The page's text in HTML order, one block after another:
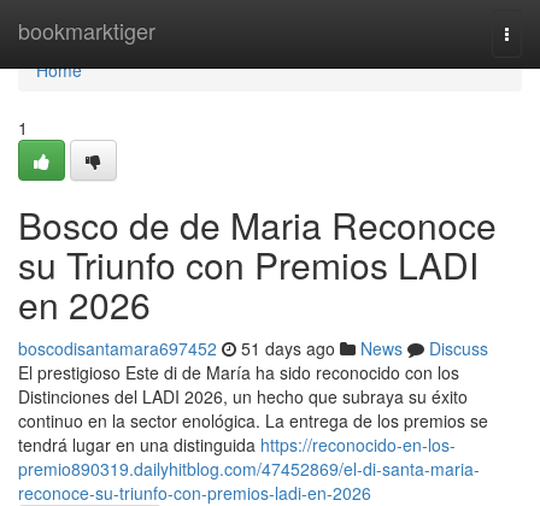
bookmarktiger
Home
Home
1
Bosco de de Maria Reconoce
su Triunfo con Premios LADI
en 2026
boscodisantamara697452 51 days ago News
Discuss
El prestigioso Este di de María ha sido reconocido con los
Distinciones del LADI 2026, un hecho que subraya su éxito
continuo en la sector enológica. La entrega de los premios se
tendrá lugar en una distinguida https://reconocido-en-los-
premio890319.dailyhitblog.com/47452869/el-di-santa-maria-
reconoce-su-triunfo-con-premios-ladi-en-2026